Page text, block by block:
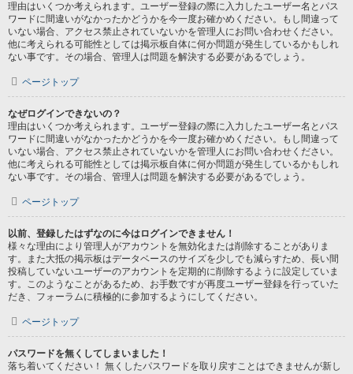
理由はいくつか考えられます。ユーザー登録の際に入力したユーザー名とパス
ワードに間違いがなかったかどうかを今一度お確かめください。もし間違って
いない場合、アクセス禁止されていないかを管理人にお問い合わせください。
他に考えられる可能性としては掲示板自体に何か問題が発生しているかもしれ
ない事です。その場合、管理人は問題を解決する必要があるでしょう。
ページトップ
なぜログインできないの？
理由はいくつか考えられます。ユーザー登録の際に入力したユーザー名とパス
ワードに間違いがなかったかどうかを今一度お確かめください。もし間違って
いない場合、アクセス禁止されていないかを管理人にお問い合わせください。
他に考えられる可能性としては掲示板自体に何か問題が発生しているかもしれ
ない事です。その場合、管理人は問題を解決する必要があるでしょう。
ページトップ
以前、登録したはずなのに今はログインできません！
様々な理由により管理人がアカウントを無効化または削除することがありま
す。また大抵の掲示板はデータベースのサイズを少しでも減らすため、長い間
投稿していないユーザーのアカウントを定期的に削除するように設定していま
す。このようなことがあるため、お手数ですが再度ユーザー登録を行っていた
だき、フォーラムに積極的に参加するようにしてください。
ページトップ
パスワードを無くしてしまいました！
落ち着いてください！ 無くしたパスワードを取り戻すことはできませんが新し